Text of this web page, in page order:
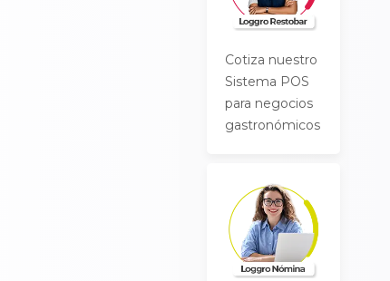
Cotiza nuestro
Sistema POS
para negocios
gastronómicos